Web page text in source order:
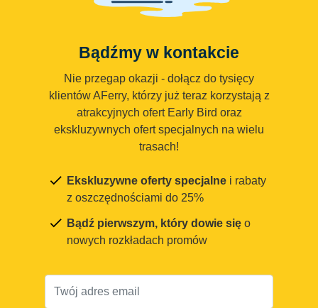
Bądźmy w kontakcie
Nie przegap okazji - dołącz do tysięcy
klientów AFerry, którzy już teraz korzystają z
atrakcyjnych ofert Early Bird oraz
ekskluzywnych ofert specjalnych na wielu
trasach!
Ekskluzywne oferty specjalne i rabaty
z oszczędnościami do 25%
Bądź pierwszym, który dowie się o
nowych rozkładach promów